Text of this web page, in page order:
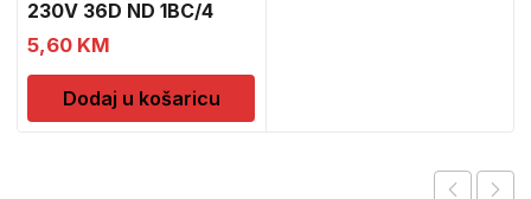
230V 36D ND 1BC/4
5,60 KM
Dodaj u košaricu